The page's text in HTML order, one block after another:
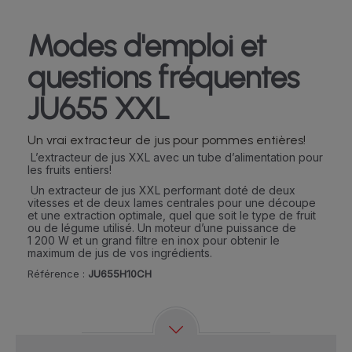
Modes d'emploi et
questions fréquentes
JU655 XXL
Un vrai extracteur de jus pour pommes entières!
L’extracteur de jus XXL avec un tube d’alimentation pour
les fruits entiers!
Un extracteur de jus XXL performant doté de deux
vitesses et de deux lames centrales pour une découpe
et une extraction optimale, quel que soit le type de fruit
ou de légume utilisé. Un moteur d’une puissance de
1 200 W et un grand filtre en inox pour obtenir le
maximum de jus de vos ingrédients.
Référence : JU655H10CH